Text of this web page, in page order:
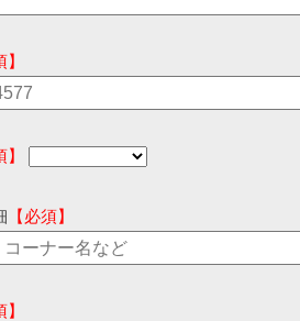
】
】
【必須】
】